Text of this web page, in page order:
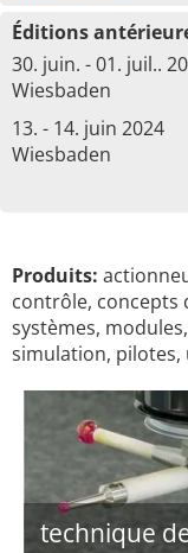
Éditions
30. juin. - 01. juil..
Wiesbaden
13. - 14. juin 2024
Wiesbaden
Produits:
contrôle, concepts
systèmes,
simulation,
technique